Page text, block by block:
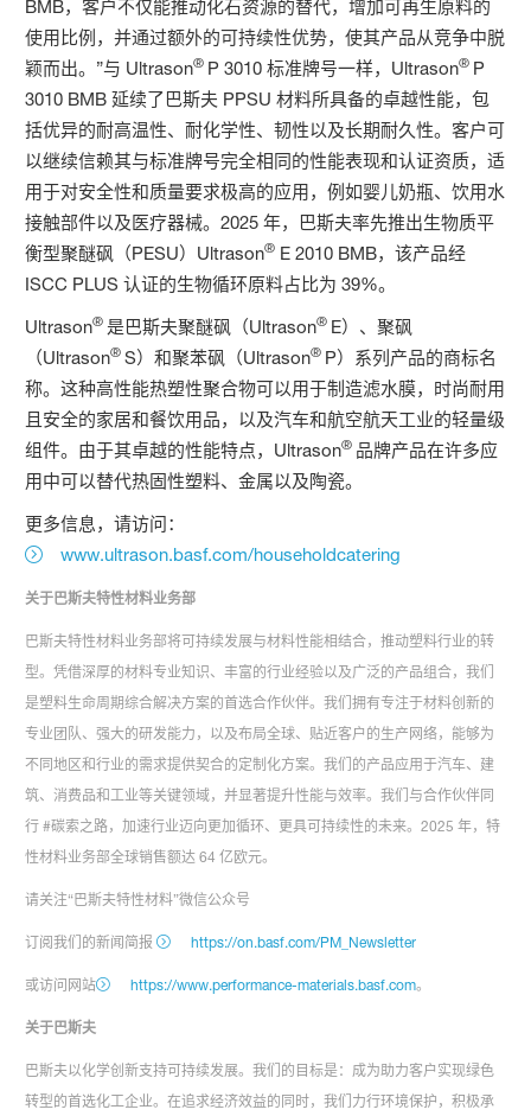
BMB，客户不仅能推动化石资源的替代，增加可再生原料的
使用比例，并通过额外的可持续性优势，使其产品从竞争中脱
颖而出。”与 Ultrason® P 3010 标准牌号一样，Ultrason® P
3010 BMB 延续了巴斯夫 PPSU 材料所具备的卓越性能，包
括优异的耐高温性、耐化学性、韧性以及长期耐久性。客户可
以继续信赖其与标准牌号完全相同的性能表现和认证资质，适
用于对安全性和质量要求极高的应用，例如婴儿奶瓶、饮用水
接触部件以及医疗器械。2025 年，巴斯夫率先推出生物质平
衡型聚醚砜（PESU）Ultrason® E 2010 BMB，该产品经
ISCC PLUS 认证的生物循环原料占比为 39%。
Ultrason® 是巴斯夫聚醚砜（Ultrason® E）、聚砜
（Ultrason® S）和聚苯砜（Ultrason® P）系列产品的商标名
称。这种高性能热塑性聚合物可以用于制造滤水膜，时尚耐用
且安全的家居和餐饮用品，以及汽车和航空航天工业的轻量级
组件。由于其卓越的性能特点，Ultrason® 品牌产品在许多应
用中可以替代热固性塑料、金属以及陶瓷。
更多信息，请访问：
www.ultrason.basf.com/householdcatering
关于巴斯夫特性材料业务部
巴斯夫特性材料业务部将可持续发展与材料性能相结合，推动塑料行业的转
型。凭借深厚的材料专业知识、丰富的行业经验以及广泛的产品组合，我们
是塑料生命周期综合解决方案的首选合作伙伴。我们拥有专注于材料创新的
专业团队、强大的研发能力，以及布局全球、贴近客户的生产网络，能够为
不同地区和行业的需求提供契合的定制化方案。我们的产品应用于汽车、建
筑、消费品和工业等关键领域，并显著提升性能与效率。我们与合作伙伴同
行 #碳索之路，加速行业迈向更加循环、更具可持续性的未来。2025 年，特
性材料业务部全球销售额达 64 亿欧元。
请关注“巴斯夫特性材料”微信公众号
订阅我们的新闻简报 https://on.basf.com/PM_Newsletter
或访问网站 https://www.performance-materials.basf.com。
关于巴斯夫
巴斯夫以化学创新支持可持续发展。我们的目标是：成为助力客户实现绿色
转型的首选化工企业。在追求经济效益的同时，我们力行环境保护，积极承